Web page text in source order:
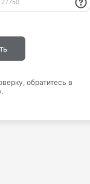
обратитесь в